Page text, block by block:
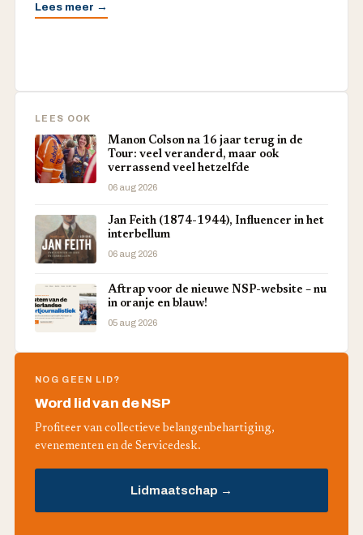
Lees meer →
LEES OOK
Manon Colson na 16 jaar terug in de
Tour: veel veranderd, maar ook
verrassend veel hetzelfde
06 aug 2026
Jan Feith (1874-1944), Influencer in het
interbellum
06 aug 2026
Aftrap voor de nieuwe NSP-website – nu
in oranje en blauw!
05 aug 2026
NOG GEEN LID?
Word lid van de NSP
Profiteer van collectieve belangenbehartiging,
evenementen en de Servicedesk.
Lidmaatschap →